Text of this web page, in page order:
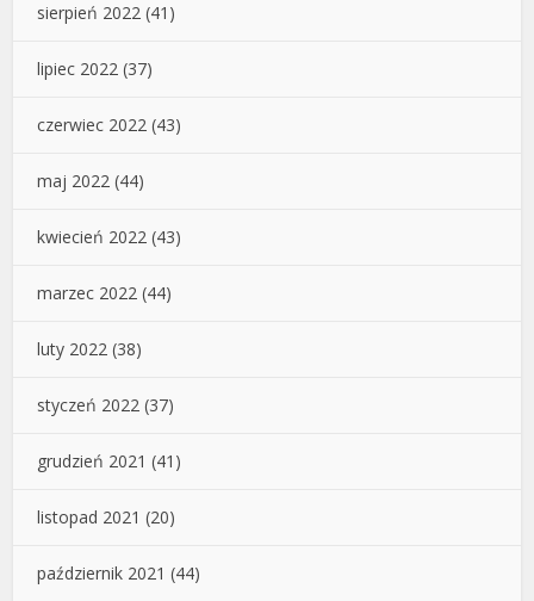
sierpień 2022 (41)
lipiec 2022 (37)
czerwiec 2022 (43)
maj 2022 (44)
kwiecień 2022 (43)
marzec 2022 (44)
luty 2022 (38)
styczeń 2022 (37)
grudzień 2021 (41)
listopad 2021 (20)
październik 2021 (44)